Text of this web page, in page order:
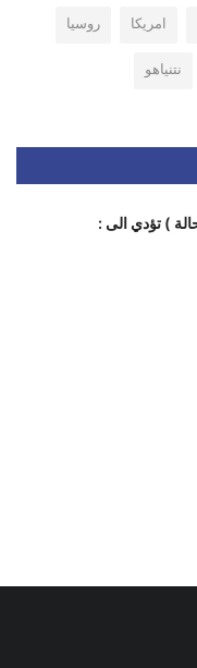
امريكا
روسيا
نتنياهو
) تؤدي الى :